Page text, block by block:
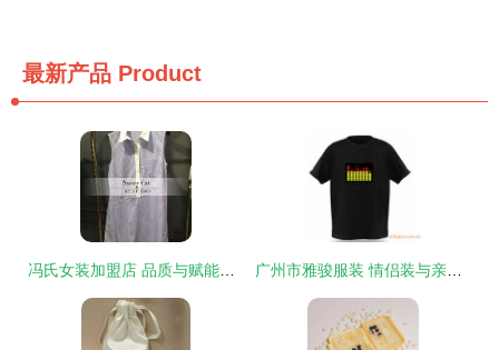
最新产品 Product